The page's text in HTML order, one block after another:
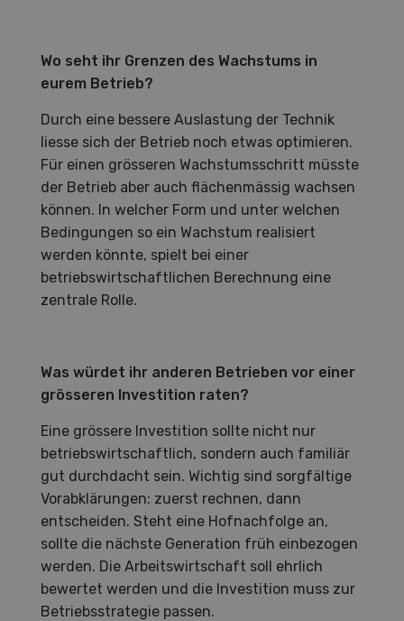
Wo seht ihr Grenzen des Wachstums in
eurem Betrieb?
Durch eine bessere Auslastung der Technik
liesse sich der Betrieb noch etwas optimieren.
Für einen grösseren Wachstumsschritt müsste
der Betrieb aber auch flächenmässig wachsen
können. In welcher Form und unter welchen
Bedingungen so ein Wachstum realisiert
werden könnte, spielt bei einer
betriebswirtschaftlichen Berechnung eine
zentrale Rolle.
Was würdet ihr anderen Betrieben vor einer
grösseren Investition raten?
Eine grössere Investition sollte nicht nur
betriebswirtschaftlich, sondern auch familiär
gut durchdacht sein. Wichtig sind sorgfältige
Vorabklärungen: zuerst rechnen, dann
entscheiden. Steht eine Hofnachfolge an,
sollte die nächste Generation früh einbezogen
werden. Die Arbeitswirtschaft soll ehrlich
bewertet werden und die Investition muss zur
Betriebsstrategie passen.